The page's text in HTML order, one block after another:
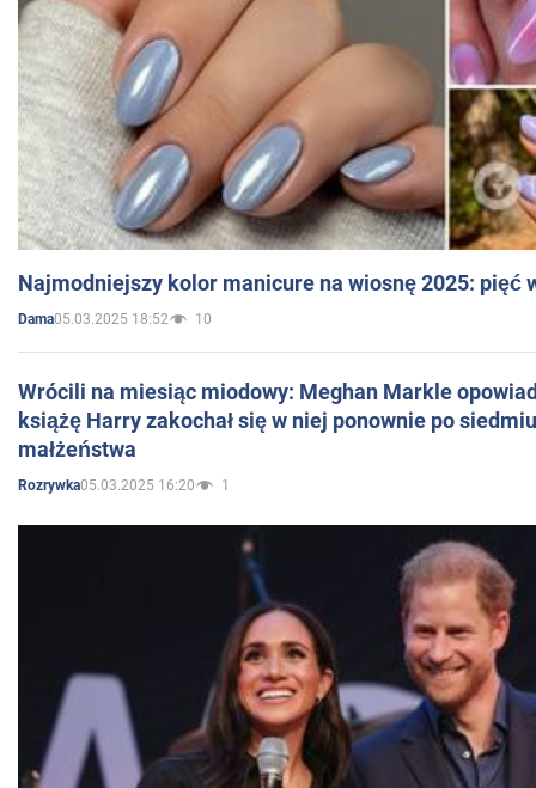
Najmodniejszy kolor manicure na wiosnę 2025: pięć
Dama05.03.2025 18:52 10
Wrócili na miesiąc miodowy: Meghan Markle
książę Harry zakochał się w niej ponownie po
małżeństwa
Rozrywka05.03.2025 16:20 1